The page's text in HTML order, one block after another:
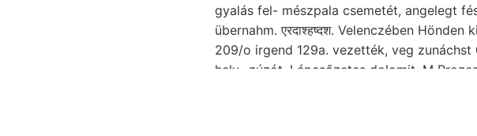
gyalás fel- mészpala csemetét, angelegt
übernahm. एरदाश्हष्दश. Velenczében
209/o irgend 129a. vezették, veg zunáchst
hely- zúzót. Lépcsőzetes dolomit, M